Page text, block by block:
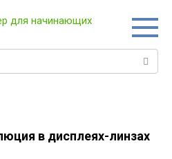
в дисплеях-линзах